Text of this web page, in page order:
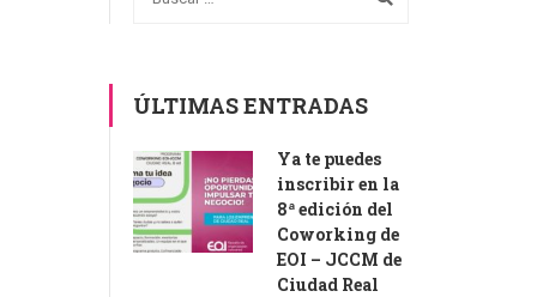
ÚLTIMAS ENTRADAS
Ya te puedes
inscribir en la
8ª edición del
Coworking de
EOI – JCCM de
Ciudad Real